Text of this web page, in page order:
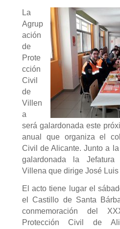
La
Agrup
ación
de
Prote
cción
Civil
de
Villen
a
será galardonada este
anual que organiza el
Civil de Alicante. Junto a
galardonada la
Villena que dirige José
El acto tiene lugar el
el Castillo de Santa
conmemoración del
Protección Civil de